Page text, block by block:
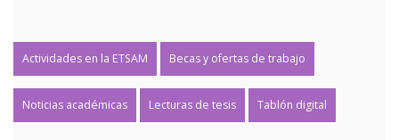
Actividades en la ETSAM Becas y ofertas de trabajo
Noticias académicas Lecturas de tesis Tablón digital